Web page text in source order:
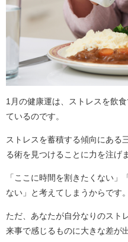
1月の健康運は、ストレスを飲
ているのです。
ストレスを蓄積する傾向にある
る術を見つけることに力を注げ
「ここに時間を割きたくない」
ない」と考えてしまうからです。
ただ、あなたが自分なりのスト
来事で感じるものに大きな差が